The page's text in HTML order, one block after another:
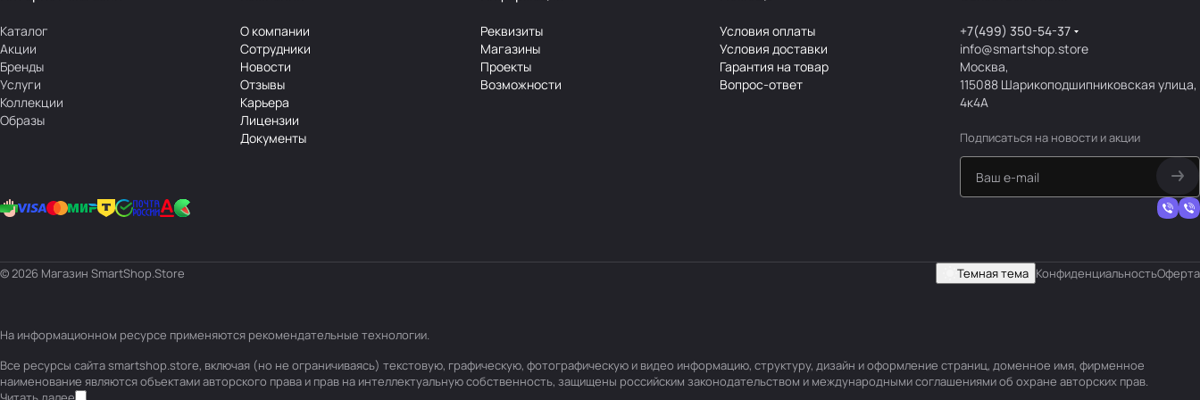
Каталог
Акции
Бренды
Услуги
Коллекции
Образы
О компании
Сотрудники
Новости
Отзывы
Карьера
Лицензии
Документы
Реквизиты
Магазины
Проекты
Возможности
Условия оплаты
Условия доставки
Гарантия на товар
Вопрос-ответ
+7(499) 350-54-37
info@smartshop.store
Москва,
115088 Шарикоподшипниковская улица,
4к4А
Подписаться на новости и акции
© 2026 Магазин SmartShop.Store Темная тема КонфиденциальностьОферта
На информационном ресурсе применяются рекомендательные технологии.
Все ресурсы сайта smartshop.store, включая (но не ограничиваясь) текстовую, графическую, фотографическую и видео информацию, структуру, дизайн и оформление страниц, доменное имя, фирменное
наименование являются объектами авторского права и прав на интеллектуальную собственность, защищены российским законодательством и международными соглашениями об охране авторских прав.